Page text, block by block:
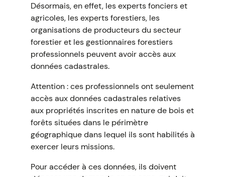
Désormais, en effet, les experts fonciers et
agricoles, les experts forestiers, les
organisations de producteurs du secteur
forestier et les gestionnaires forestiers
professionnels peuvent avoir accès aux
données cadastrales.
Attention : ces professionnels ont seulement
accès aux données cadastrales relatives
aux propriétés inscrites en nature de bois et
forêts situées dans le périmètre
géographique dans lequel ils sont habilités à
exercer leurs missions.
Pour accéder à ces données, ils doivent